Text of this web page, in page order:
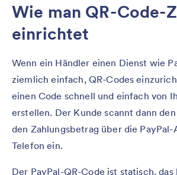
Wie man QR-Code-
einrichtet
Wenn ein Händler einen Dienst wie
ziemlich einfach, QR-Codes
einen Code schnell und einfach von
erstellen. Der Kunde scannt dann
den Zahlungsbetrag über die
Telefon ein.
Der PayPal-QR-Code ist statisch,